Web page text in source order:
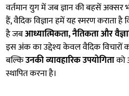
वर्तमान युग में जब ज्ञान की बहसें अक्सर
हैं, वैदिक विज्ञान हमें यह स्मरण कराता है
है जबआध्यात्मिकता, नैतिकता और
इस अंक का उद्देश्य केवल वैदिक विचारों
बल्किउनकी व्यावहारिक उपयोगिताको
स्थापित करना है।